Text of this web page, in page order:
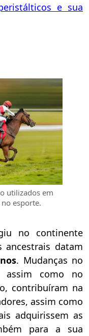
e sua
utilizados em
esporte.
no continente
ancestrais datam
. Mudanças no
assim como no
contribuíram na
assim como
adquirissem as
para a sua